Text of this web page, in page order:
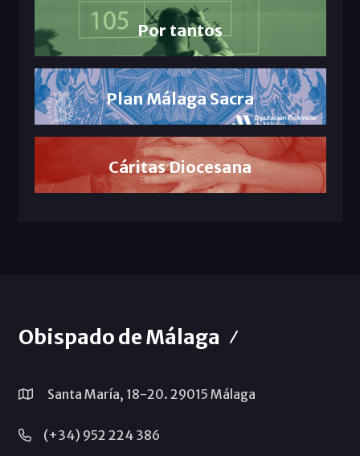
Por tantos
Plan Málaga Sacra
Cáritas Diocesana
Obispado de Málaga
Santa María, 18-20. 29015 Málaga
(+34) 952 224 386